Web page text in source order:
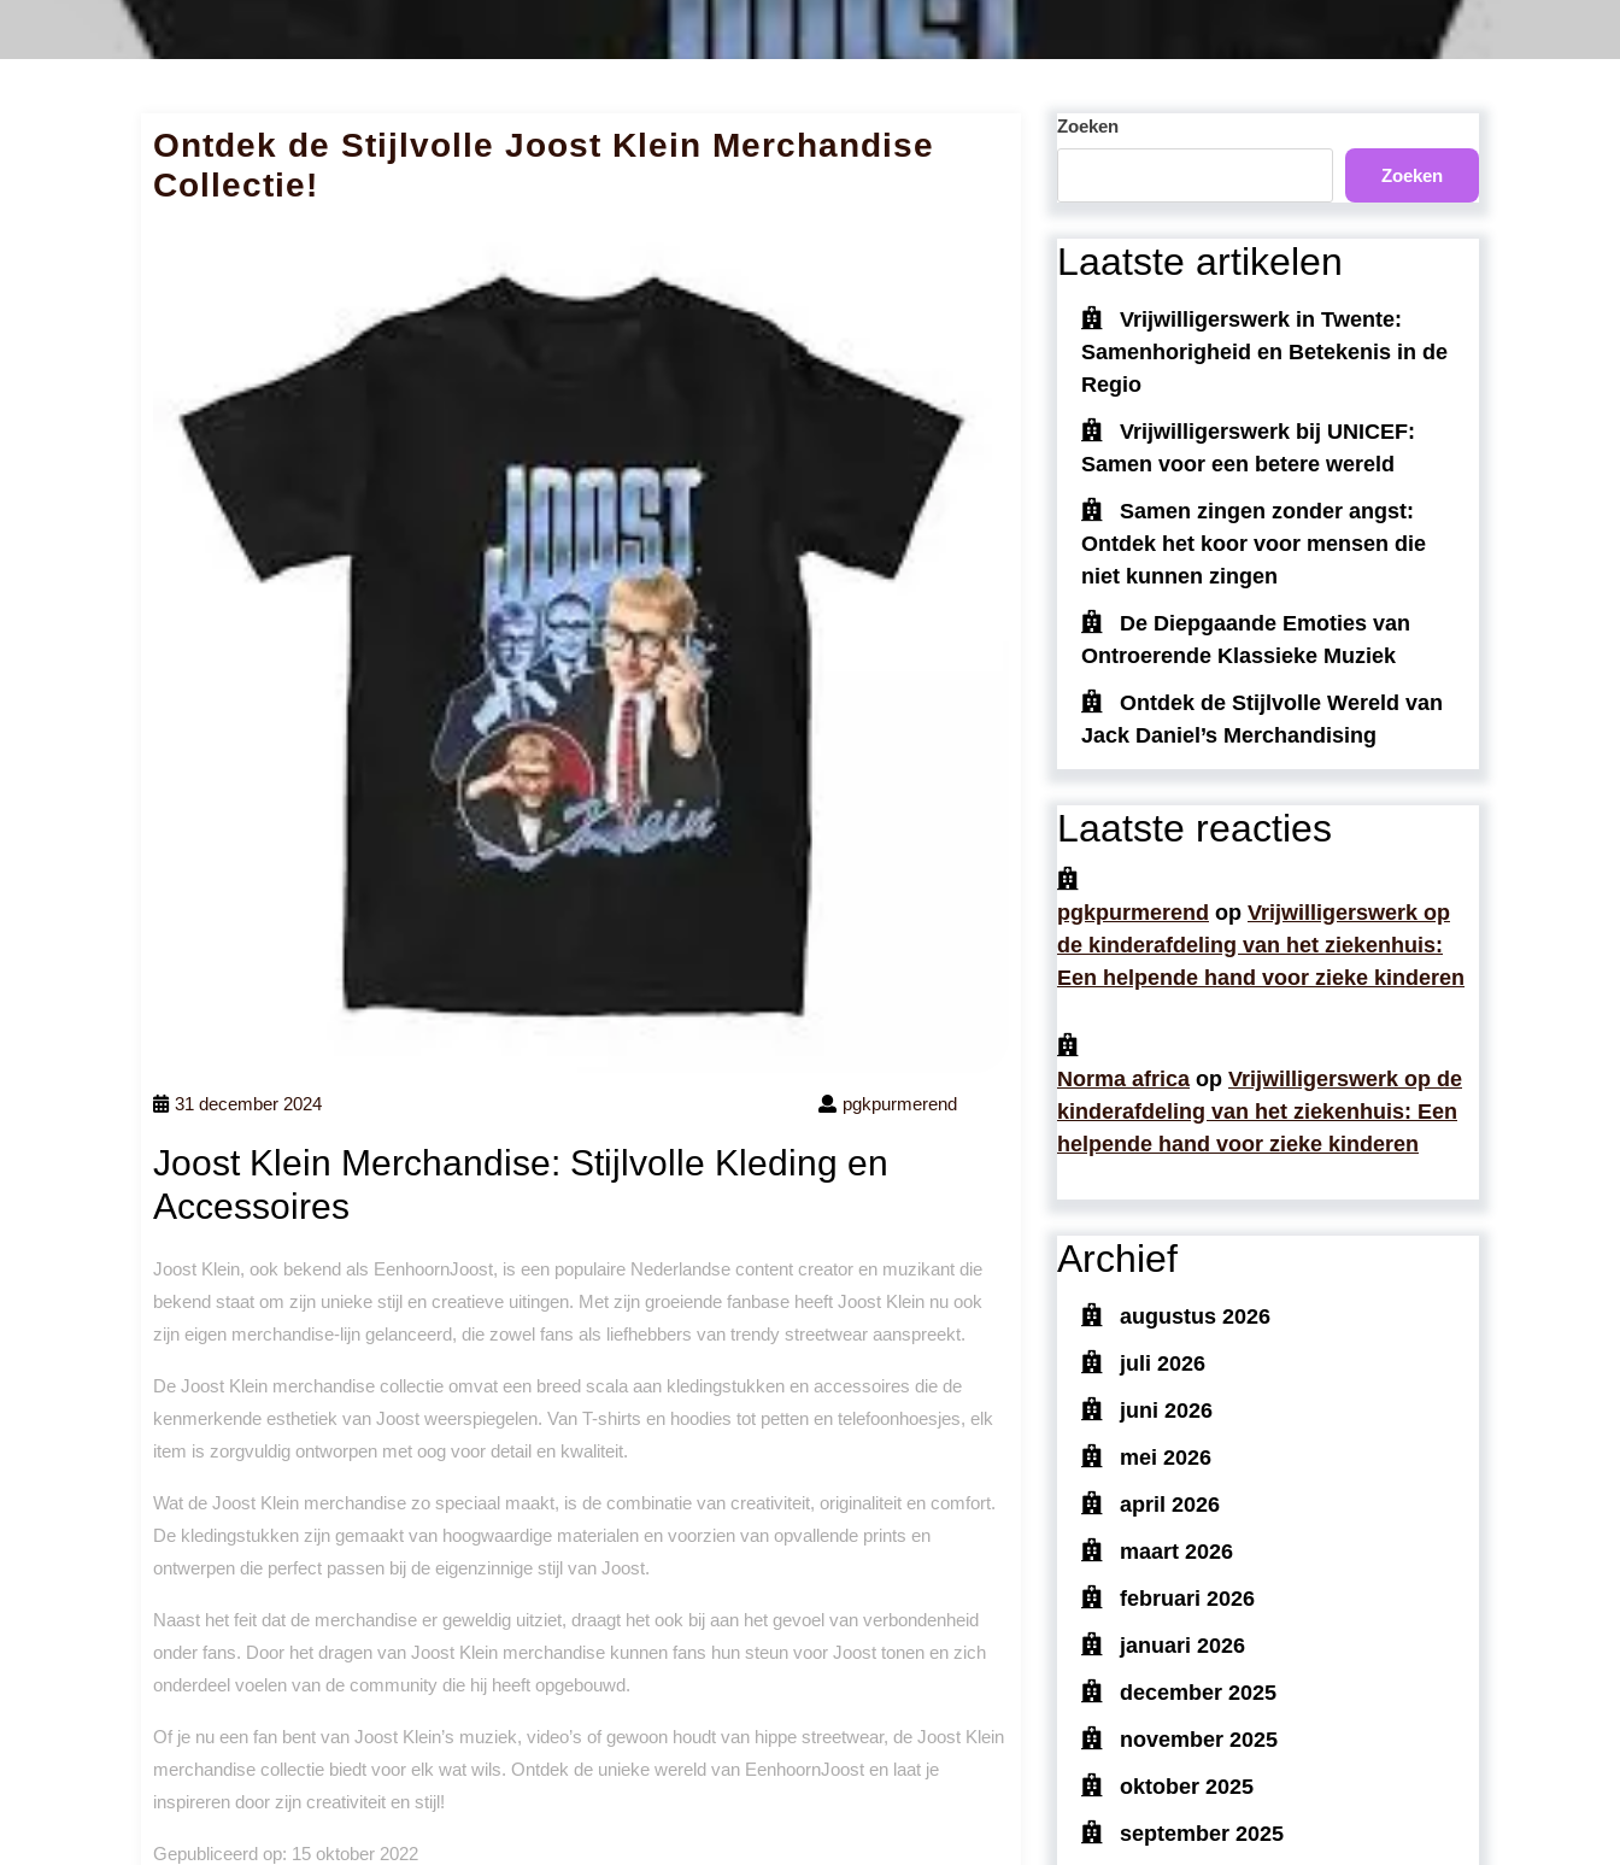
Ontdek de Stijlvolle Joost Klein Merchandise
Collectie!
31 december 2024 pgkpurmerend
Joost Klein Merchandise: Stijlvolle Kleding en
Accessoires
Joost Klein, ook bekend als EenhoornJoost, is een populaire Nederlandse content creator en muzikant die
bekend staat om zijn unieke stijl en creatieve uitingen. Met zijn groeiende fanbase heeft Joost Klein nu ook
zijn eigen merchandise-lijn gelanceerd, die zowel fans als liefhebbers van trendy streetwear aanspreekt.
De Joost Klein merchandise collectie omvat een breed scala aan kledingstukken en accessoires die de
kenmerkende esthetiek van Joost weerspiegelen. Van T-shirts en hoodies tot petten en telefoonhoesjes, elk
item is zorgvuldig ontworpen met oog voor detail en kwaliteit.
Wat de Joost Klein merchandise zo speciaal maakt, is de combinatie van creativiteit, originaliteit en comfort.
De kledingstukken zijn gemaakt van hoogwaardige materialen en voorzien van opvallende prints en
ontwerpen die perfect passen bij de eigenzinnige stijl van Joost.
Naast het feit dat de merchandise er geweldig uitziet, draagt het ook bij aan het gevoel van verbondenheid
onder fans. Door het dragen van Joost Klein merchandise kunnen fans hun steun voor Joost tonen en zich
onderdeel voelen van de community die hij heeft opgebouwd.
Of je nu een fan bent van Joost Klein’s muziek, video’s of gewoon houdt van hippe streetwear, de Joost Klein
merchandise collectie biedt voor elk wat wils. Ontdek de unieke wereld van EenhoornJoost en laat je
inspireren door zijn creativiteit en stijl!
Gepubliceerd op: 15 oktober 2022
Zoeken
Zoeken
Laatste artikelen
Vrijwilligerswerk in Twente:
Samenhorigheid en Betekenis in de
Regio
Vrijwilligerswerk bij UNICEF:
Samen voor een betere wereld
Samen zingen zonder angst:
Ontdek het koor voor mensen die
niet kunnen zingen
De Diepgaande Emoties van
Ontroerende Klassieke Muziek
Ontdek de Stijlvolle Wereld van
Jack Daniel’s Merchandising
Laatste reacties
pgkpurmerend op Vrijwilligerswerk op
de kinderafdeling van het ziekenhuis:
Een helpende hand voor zieke kinderen
Norma africa op Vrijwilligerswerk op de
kinderafdeling van het ziekenhuis: Een
helpende hand voor zieke kinderen
Archief
augustus 2026
juli 2026
juni 2026
mei 2026
april 2026
maart 2026
februari 2026
januari 2026
december 2025
november 2025
oktober 2025
september 2025